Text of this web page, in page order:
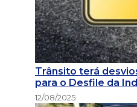
Trânsito terá
para o Desfile da
12/08/2025